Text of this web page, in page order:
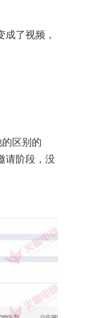
了视频，
区别的
请阶段，没